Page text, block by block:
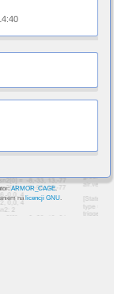
ARMOR_CAGE.
na licencji GNU.